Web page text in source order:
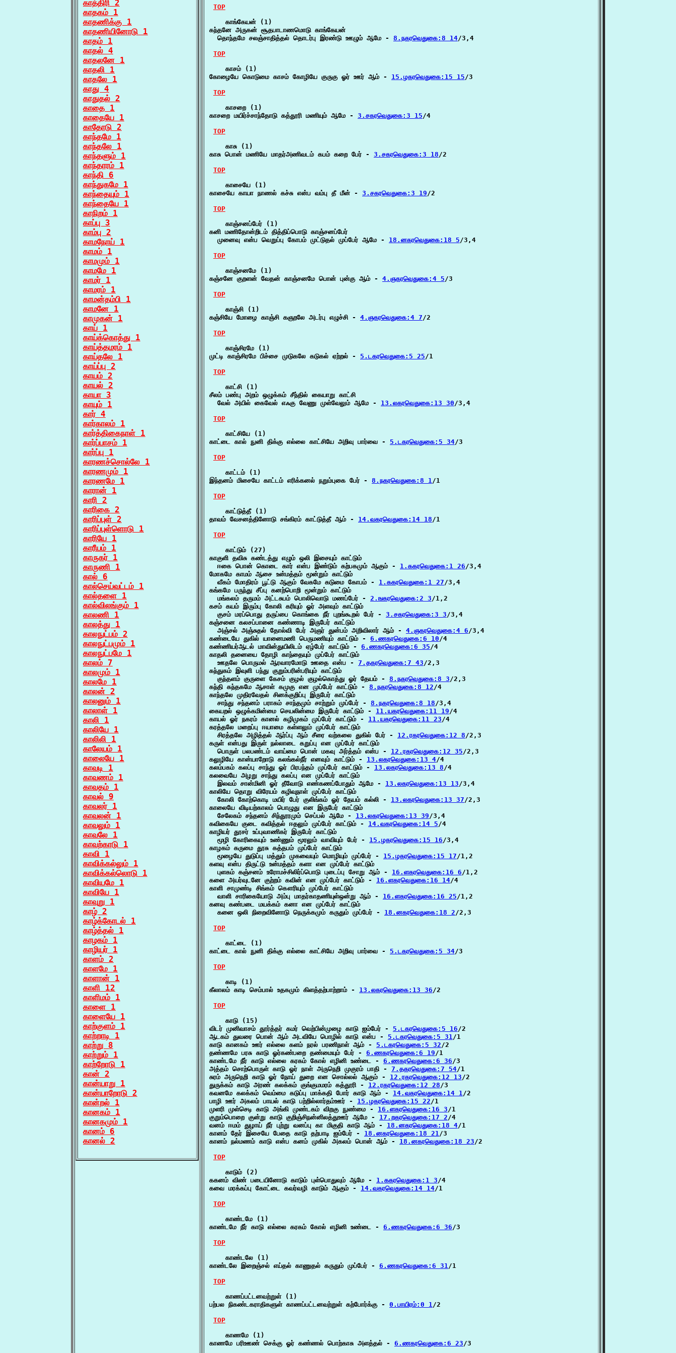
காத்திரி 2
காதகம் 1
காதணிக்கு 1
காதணியினோடு 1
காதம் 1
காதல் 4
காதலனே 1
காதலி 1
காதலே 1
காது 4
காதுதல் 2
காதை 1
காதையே 1
காதோடு 2
காந்தமே 1
காந்தலே 1
காந்தளும் 1
காந்தாரம் 1
காந்தி 6
காந்துகமே 1
காந்தையும் 1
காந்தையே 1
காநிறம் 1
காப்பு 3
காம்பு 2
காமநோய் 1
காமம் 1
காமமும் 1
காமமே 1
காமர் 1
காமரம் 1
காமன்தம்பி 1
காமனே 1
காமுகன் 1
காய் 1
காய்க்கொத்து 1
காய்த்தமரம் 1
காய்தலே 1
காய்ப்பு 2
காயம் 2
காயல் 2
காயா 3
காயும் 1
கார் 4
கார்காலம் 1
கார்த்திகைநாள் 1
கார்ப்பாசம் 1
கார்ப்பு 1
காரணச்சொல்லே 1
காரணமும் 1
காரணமே 1
காரான் 1
காரி 2
காரிகை 2
காரிப்புள் 2
காரிப்புள்ளொடு 1
காரியே 1
காரீயம் 1
காருகர் 1
காருணி 1
கால் 6
கால்செய்வட்டம் 1
கால்தளை 1
கால்விலங்கும் 1
காலணி 1
காலத்து 1
காலநுட்பம் 2
காலநுட்பமும் 1
காலநுட்பமே 1
காலம் 7
காலமும் 1
காலமே 1
காலன் 2
காலனும் 1
காலாள் 1
காலி 1
காலியே 1
காலிலி 1
காலேயம் 1
காலையே 1
காவடி 1
காவணம் 1
காவதம் 1
காவல் 9
காவலர் 1
காவலன் 1
காவலும் 1
காவலே 1
காவற்காடு 1
காவி 1
காவிக்கல்லும் 1
காவிக்கல்லொடு 1
காவியமே 1
காவியே 1
காவுறு 1
காழ் 2
காழ்க்கோடல் 1
காழ்த்தல் 1
காழகம் 1
காழியர் 1
காளம் 2
காளமே 1
காளான் 1
காளி 12
காளிமம் 1
காளை 1
காளையே 1
காற்குளம் 1
காற்றாடி 1
காற்று 8
காற்றும் 1
காற்றோடு 1
கான் 2
கான்யாறு 1
கான்யாறோடு 2
கான்றல் 1
கானகம் 1
கானகமும் 1
கானம் 6
கானல் 2
TOP
    காங்கேயன் (1)
கந்தனே அருகன் சூதபாடாணமொடு காங்கேயன்
  தொந்தமே சலஞ்சாதித்தல் தொடர்பு இரண்டு ஊழும் ஆமே -
8.நகரவெதுகை:8 14/3,4
TOP
    காசம் (1)
கோழையே கொடுமை காசம் கோழியே குருகு ஓர் ஊர் ஆம் - 15.ழகரவெதுகை:15 15/3
TOP
    காசறை (1)
காசறை மயிர்ச்சாந்தோடு கத்தூரி மணியும் ஆமே - 3.சகரவெதுகை:3 15/4
TOP
    காசு (1)
காசு பொன் மணியே மாதர்அணிவடம் கபம் கறை பேர் - 3.சகரவெதுகை:3 18/2
TOP
    காசையே (1)
காசையே காயா நாணல் கச்சு என்ப வம்பு தீ மீன் - 3.சகரவெதுகை:3 19/2
TOP
    காஞ்சனப்பேர் (1)
கனி மணிதோன்றிடம் தித்திப்பொடு காஞ்சனப்பேர்
  முனைவு என்ப வெறுப்பு கோபம் முட்டுதல் முப்பேர் ஆமே -
18.னகரவெதுகை:18 5/3,4
TOP
    காஞ்சனமே (1)
கஞ்சனே குறளன் வேதன் காஞ்சனமே பொன் புன்கு ஆம் - 4.ஞகரவெதுகை:4 5/3
TOP
    காஞ்சி (1)
கஞ்சியே மோழை காஞ்சி கஞறலே அடர்பு எழுச்சி - 4.ஞகரவெதுகை:4 7/2
TOP
    காஞ்சிரமே (1)
முட்டி காஞ்சிரமே பிச்சை முடுகலே கடுகல் ஏற்றல் - 5.டகரவெதுகை:5 25/1
TOP
    காட்சி (1)
சீலம் பண்பு அறம் ஒழுக்கம் சீந்தில் கையாறு காட்சி
  வேல் அயில் கைவேல் எஃகு வேணு முள்வேலும் ஆமே -
13.லகரவெதுகை:13 30/3,4
TOP
    காட்சியே (1)
காட்டை கால் நுனி திக்கு எல்லை காட்சியே அறிவு பார்வை - 5.டகரவெதுகை:5 34/3
TOP
    காட்டம் (1)
இந்தனம் மிசையே காட்டம் எரிக்கனல் நறும்புகை பேர் - 8.நகரவெதுகை:8 1/1
TOP
    காட்டுத்தீ (1)
தாவம் வேசனத்தினோடு சங்கிரம் காட்டுத்தீ ஆம் - 14.வகரவெதுகை:14 18/1
TOP
    காட்டும் (27)
காகுளி தவிசு கண்டத்து எழும் ஒலி இசையும் காட்டும்
  ஈகை பொன் கொடை கார் என்ப இண்டும் கற்பகமும் ஆகும் -
1.ககரவெதுகை:1 26/3,4
மோகமே காமம் ஆசை உன்மத்தம் மூன்றும் காட்டும்
  வீகம் மோதிரம் பூட்டு ஆகும் வேகமே கடுமை கோபம் -
1.ககரவெதுகை:1 27/3,4
கங்கமே பருந்து சீப்பு கனற்பொறி மூன்றும் காட்டும்
  மங்கலம் தருமம் அட்டசுபம் பொலிவொடு மணப்பேர் -
2.ஙகரவெதுகை:2 3/1,2
கசம் கயம் இரும்பு கோலி கரியும் ஓர் அளவும் காட்டும்
  குசம் மரப்பொது தருப்பை கொங்கை நீர் புறங்கூறல் பேர் -
3.சகரவெதுகை:3 3/3,4
கஞ்சனை கலசப்பானை கண்ணாடி இருபேர் காட்டும்
  அஞ்சல் அஞ்சுதல் தோல்வி பேர் அஞர் துன்பம் அறிவிலார் ஆம் -
4.ஞகரவெதுகை:4 6/3,4
கண்டையே துகில் யானைமணி பெருமணியும் காட்டும் - 6.ணகரவெதுகை:6 10/4
கண்ணியர்ஆடல் மாவின்துயிலிடம் ஏழ்பேர் காட்டும் - 6.ணகரவெதுகை:6 35/4
காதலி தனையை தோழி காந்தையும் முப்பேர் காட்டும்
  ஊதலே பொருமல் ஆரவாரமோடு ஊதை என்ப -
7.தகரவெதுகை:7 43/2,3
கந்துகம் இவுளி பந்து குறும்பரின்பரியும் காட்டும்
  குந்தளம் குருளை கேசம் குழல் குழல்கொத்து ஓர் தேயம் -
8.நகரவெதுகை:8 3/2,3
கந்தி கந்தகமே ஆசாள் கமுகு என முப்பேர் காட்டும் - 8.நகரவெதுகை:8 12/4
காந்தலே முதிரவேதல் சினக்குறிப்பு இருபேர் காட்டும்
  சாந்து சந்தனம் பராகம் சாந்தமும் சாற்றும் முப்பேர் -
8.நகரவெதுகை:8 18/3,4
கையறல் ஒழுக்கமின்மை செயலின்மை இருபேர் காட்டும் - 11.யகரவெதுகை:11 19/4
காயல் ஓர் நகரம் கானல் கழிமுகம் முப்பேர் காட்டும் - 11.யகரவெதுகை:11 23/4
கரத்தலே மறைப்பு ஈயாமை கள்ளலும் முப்பேர் காட்டும்
  சிரத்தலே அழித்தல் ஆர்ப்பு ஆம் சீரை வற்கலை துகில் பேர் -
12.ரகரவெதுகை:12 8/2,3
கருள் என்பது இருள் நல்லாடை கறுப்பு என முப்பேர் காட்டும்
  பொருள் பலபண்டம் வாய்மை பொன் மகவு அர்த்தம் என்ப -
12.ரகரவெதுகை:12 35/2,3
கலுழியே கான்யாறோடு கலங்கல்நீர் எனவும் காட்டும் - 13.லகரவெதுகை:13 4/4
கலம்பகம் கலப்பு சாந்து ஓர் பிரபந்தம் முப்பேர் காட்டும் - 13.லகரவெதுகை:13 8/4
கலவையே அழறு சாந்து கலப்பு என முப்பேர் காட்டும்
  இலவம் சான்மினி ஓர் தீவோடு எண்கணப்போதும் ஆமே -
13.லகரவெதுகை:13 13/3,4
காலியே தொறு விரேயம் கழிவுநாள் முப்பேர் காட்டும்
  கோலி கோற்கொடி மயிர் பேர் குலிங்கம் ஓர் தேயம் கல்லி -
13.லகரவெதுகை:13 37/2,3
காலையே விடியற்காலம் பொழுது என இருபேர் காட்டும்
  சேலேகம் சந்தனம் சிந்தூரமும் செப்பல் ஆமே -
13.லகரவெதுகை:13 39/3,4
கவிகையே குடை கவித்தல் ஈதலும் முப்பேர் காட்டும் - 14.வகரவெதுகை:14 5/4
காழியர் தூசர் உப்புவாணிகர் இருபேர் காட்டும்
  மூழி கோரிகையும் உண்ணும் மூரலும் வாவியும் பேர் -
15.ழகரவெதுகை:15 16/3,4
காழகம் கருமை தூசு கத்தபம் முப்பேர் காட்டும்
  மூழையே துடுப்பு மத்தும் முகவையும் மொழியும் முப்பேர் -
15.ழகரவெதுகை:15 17/1,2
களவு என்ப திருட்டு உன்மத்தம் களா என முப்பேர் காட்டும்
  புளகம் கஞ்சனம் உரோமச்சிலிர்ப்பொடு புடைப்பு சோறு ஆம் -
16.ளகரவெதுகை:16 6/1,2
களை அயர்வுடனே குற்றம் கவின் என முப்பேர் காட்டும் - 16.ளகரவெதுகை:16 14/4
காளி சாமுண்டி சிங்கம் கௌரியும் முப்பேர் காட்டும்
  வாளி சாரிகையோடு அம்பு மாதர்காதணியுள்ஒன்று ஆம் -
16.ளகரவெதுகை:16 25/1,2
கனவு கண்படை மயக்கம் கனா என முப்பேர் காட்டும்
  கனை ஒலி நிறைவினோடு நெருக்கமும் கருதும் முப்பேர் -
18.னகரவெதுகை:18 2/2,3
TOP
    காட்டை (1)
காட்டை கால் நுனி திக்கு எல்லை காட்சியே அறிவு பார்வை - 5.டகரவெதுகை:5 34/3
TOP
    காடி (1)
கீலாலம் காடி செம்பால் உதகமும் கிளத்தற்பாற்றாம் - 13.லகரவெதுகை:13 36/2
TOP
    காடு (15)
விடர் முனிவாசம் தூர்த்தர் கமர் வெற்பின்முழை காடு ஐம்பேர் - 5.டகரவெதுகை:5 16/2
ஆடகம் துவரை பொன் ஆம் அடவியே பொழில் காடு என்ப - 5.டகரவெதுகை:5 31/1
காடு கானகம் ஊர் எல்லை களம் நரல் பரணிநாள் ஆம் - 5.டகரவெதுகை:5 32/2
தண்ணமே பரசு காடு ஓர்கண்பறை தண்மையும் பேர் - 6.ணகரவெதுகை:6 19/1
காண்டமே நீர் காடு எல்லை கரகம் கோல் எழினி உண்டை - 6.ணகரவெதுகை:6 36/3
அத்தம் சொற்பொருள் காடு ஓர் நாள் அருநெறி முகுரம் பாதி - 7.தகரவெதுகை:7 54/1
சுரம் அருநெறி காடு ஓர் நோய் துறை என சொல்லல் ஆகும் - 12.ரகரவெதுகை:12 13/2
துருக்கம் காடு அரண் கலக்கம் குங்குமமரம் கத்தூரி - 12.ரகரவெதுகை:12 28/3
கவனமே கலக்கம் வெம்மை கடுப்பு மாக்கதி போர் காடு ஆம் - 14.வகரவெதுகை:14 1/2
பாழி ஊர் அகலம் பாயல் காடு பற்றில்லார்தம்ஊர் - 15.ழகரவெதுகை:15 22/1
முளரி முள்செடி காடு அங்கி முண்டகம் விறகு நுண்மை - 16.ளகரவெதுகை:16 3/1
குறும்பொறை குன்று காடு குறிஞ்சிநன்னிலத்துஊர் ஆமே - 17.றகரவெதுகை:17 2/4
வனம் ஈமம் துழாய் நீர் புற்று வனப்பு கா மிகுதி காடு ஆம் - 18.னகரவெதுகை:18 4/1
கானம் தேர் இசையே பேதை காடு தற்பாடி ஐம்பேர் - 18.னகரவெதுகை:18 21/3
கானம் நல்மணம் காடு என்ப கனம் முகில் அகலம் பொன் ஆம் - 18.னகரவெதுகை:18 23/2
TOP
    காடும் (2)
ககனம் விண் படையினோடு காடும் புள்பொதுவும் ஆமே - 1.ககரவெதுகை:1 3/4
கவை மரக்கப்பு கோட்டை கவர்வழி காடும் ஆகும் - 14.வகரவெதுகை:14 14/1
TOP
    காண்டமே (1)
காண்டமே நீர் காடு எல்லை கரகம் கோல் எழினி உண்டை - 6.ணகரவெதுகை:6 36/3
TOP
    காண்டலே (1)
காண்டலே இறைஞ்சல் எய்தல் காணுதல் கருதும் முப்பேர் - 6.ணகரவெதுகை:6 31/1
TOP
    காணப்பட்டனவற்றுள் (1)
பற்பல நிகண்டகராதிகளுள் காணப்பட்டனவற்றுள் கற்போர்க்கு - 0.பாயிரம்:0 1/2
TOP
    காணமே (1)
காணமே பரிஊண் செக்கு ஓர் கண்ணல் பொற்காசு அளத்தல் - 6.ணகரவெதுகை:6 23/3